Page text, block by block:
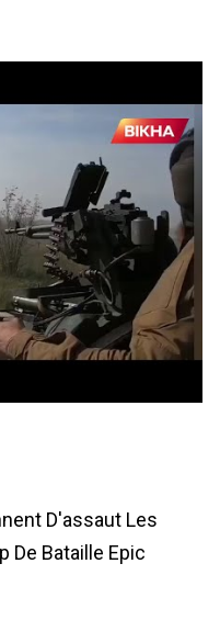
D'assaut Les
De Bataille Epic